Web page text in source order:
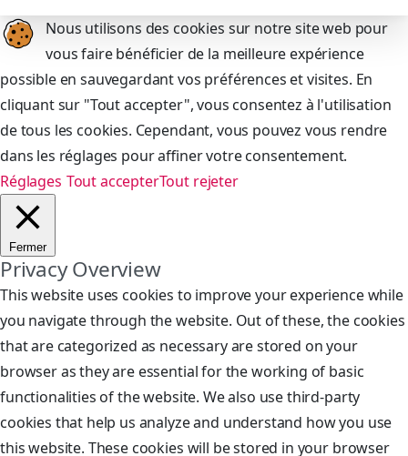
Nous utilisons des cookies sur notre site web pour
vous faire bénéficier de la meilleure expérience
possible en sauvegardant vos préférences et visites. En
cliquant sur "Tout accepter", vous consentez à l'utilisation
de tous les cookies. Cependant, vous pouvez vous rendre
dans les réglages pour affiner votre consentement.
Réglages Tout accepterTout rejeter
Fermer
Privacy Overview
This website uses cookies to improve your experience while
you navigate through the website. Out of these, the cookies
that are categorized as necessary are stored on your
browser as they are essential for the working of basic
functionalities of the website. We also use third-party
cookies that help us analyze and understand how you use
this website. These cookies will be stored in your browser